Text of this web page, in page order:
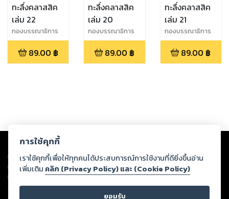
ทะลึ่งคลาสสิค
เล่ม 22
กองบรรณาธิการ
วงศ์สว่าง
89.00 ฿
ทะลึ่งคลาสสิค
เล่ม 20
กองบรรณาธิการ
วงศ์สว่าง
89.00 ฿
ทะลึ่งคลาสสิค
เล่ม 21
กองบรรณาธิการ
วงศ์สว่าง
89.00 ฿
Copyright © 2026
ต่อผลงานหรือเนื้อหาใดที่อัปโหลดผ่านเว็บไซต์และปรากฏว่าละเมิดสิทธิใน
ทรัพย์สินทางปัญญาของบุคคลอื่นหรือขัดต่อกฎหมายและศีลธรรม ดังนั้น ผู้อ่าน
ทุกท่านโปรดใช้วิจารณญาณในการกลั่นกรองด้วยตนเอง และหากท่านพบว่าส่วน
หนึ่งส่วนใดขัดต่อกฎหมายและศีลธรรม กรุณาแจ้งมายังบริษัท เพื่อทีมงานจะได้
ดำเนินการในทันที ทั้งนี้ ทางสตอรี่ล็อกขอสงวนลิขสิทธิ์ตามพระราชบัญญัติ
การใช้คุกกี้
เราใช้คุกกี้เพื่อให้ทุกคนได้ประสบการณ์การใช้งานที่ดียิ่งขึ้นอ่าน
เพิ่มเติม คลิก (Privacy Policy) และ (Cookie Policy)
ยอมรับ